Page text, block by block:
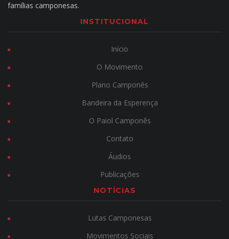
famílias camponesas.
INSTITUCIONAL
Início
O Movimento
Plano Camponês
Bandeira da Esperença
O Paiol Camponês
Contato
Áudios
Publicações
NOTÍCIAS
Lutas Camponesas
Movimentos Sociais